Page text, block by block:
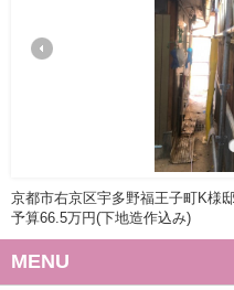
京都市右京区宇多野福王子町K
予算66.5万円(下地造作込み)
MENU